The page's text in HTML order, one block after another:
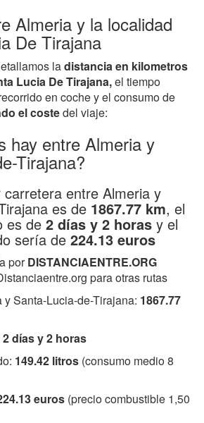
Almeria y la localidad
De Tirajana
ladistancia en kilometros
Lucia De Tirajana,el tiempo
en coche y el consumo de
el costedel viaje:
hay entre Almeria y
Tirajana?
entre Almeria y
es de 1867.77 km, el
es de 2 días y 2 horas y el
sería de 224.13 euros
porDISTANCIAENTRE.ORG
para otras rutas
Santa-Lucia-de-Tirajana: 1867.77
2 días y 2 horas
149.42 litros (consumo medio 8
euros (precio combustible 1,50